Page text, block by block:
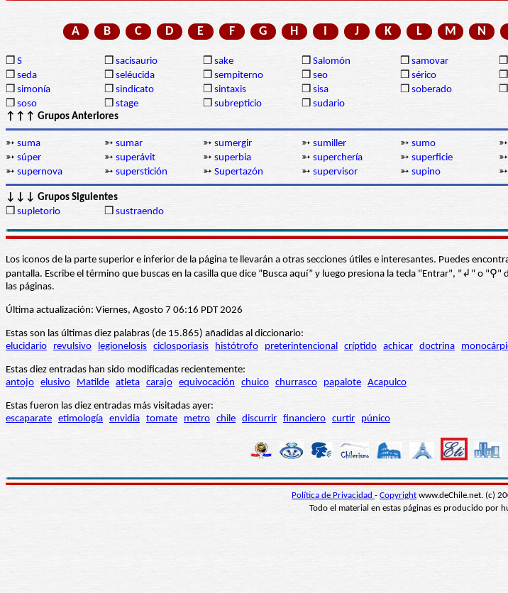
A B C D E F G H J K L M N
❒ S ❒ sacisaurio ❒ sake ❒ Salomón ❒ samovar ❒
❒ seda ❒ seléucida ❒ sempiterno ❒ seo ❒ sérico ❒
❒ simonía ❒ sindicato ❒ sintaxis ❒ sisa ❒ soberado ❒
❒ soso ❒ stage ❒ subrepticio ❒ sudario
↑↑↑ Grupos Anteriores
➳ suma ➳ sumar ➳ sumergir ➳ sumiller ➳ sumo ➳
➳ súper ➳ superávit ➳ superbia ➳ superchería ➳ superficie ➳
➳ supernova ➳ superstición ➳ Supertazón ➳ supervisor ➳ supino ➳
↓↓↓ Grupos Siguientes
❒ supletorio ❒ sustraendo
Los iconos de la parte superior e inferior de la página te llevarán a otras secciones útiles e interesantes. Puedes
pantalla. Escribe el término que buscas en la casilla que dice “Busca aquí” y luego presiona la tecla "Entrar", "↲" o
las páginas.
Última actualización: Viernes, Agosto 7 06:16 PDT 2026
Estas son las últimas diez palabras (de 15.865) añadidas al diccionario:
elucidario
revulsivo legionelosis ciclosporiasis histótrofo preterintencional críptido achicar doctrina
Estas diez entradas han sido modificadas recientemente:
antojo elusivo Matilde atleta carajo equivocación chuico churrasco papalote Acapulco
Estas fueron las diez entradas más visitadas ayer:
escaparate etimología envidia tomate metro chile discurrir financiero curtir púnico
Política de Privacidad - Copyright www.deChile.net. (c)
Todo el material en estas páginas es producido por